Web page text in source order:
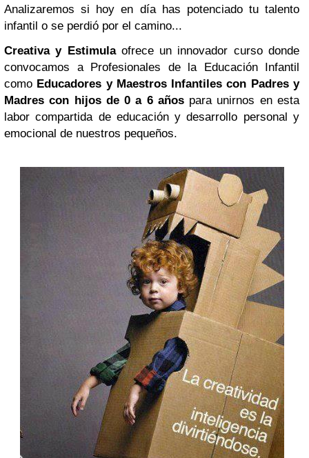
Analizaremos si hoy en día has potenciado tu talento
infantil o se perdió por el camino...
Creativa y Estimulaofrece un innovador curso donde
convocamos a Profesionales de la Educación Infantil
como Educadores y Maestros Infantiles con Padres y
Madres con hijos de 0 a 6 añospara unirnos en esta
labor compartida de educación y desarrollo personal y
emocional de nuestros pequeños.